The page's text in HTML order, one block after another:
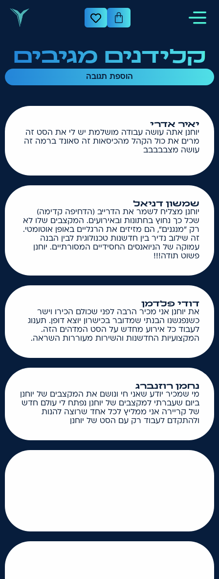
קלידנים מגיבים
הוספת תגובה
יאיר אדרי
יוחנן אתה עושה עבודה מושלמת יש לי את הסט זה
מרים את כול הקהל מהכיסאות זה סאונד ברמה זה
עושה מצבבבבב
שמשון דניאל
יוחנן מצליח לשמר את הדרייב (הדחיפה קדימה)
שכל כך נחוץ בחתונות ובאירועים. המקצבים שלו לא
רק "מנגנים", הם מזיזים את הרגליים באופן אוטומטי.
זה שילוב נדיר בין חדשנות טכנולוגית לבין הבנה
עמוקה של הניואנסים החסידיים המסורתיים. יוחנן
פשוט תודה!!!
דודי פלדמן
את יוחנן אני מכיר הרבה לפני שכולם הכירו וישר
כשנפגשנו הבנתי שמדובר בכישרון יוצא דופן. תענוג
לעבוד כל אירוע מחדש על הסט המדהים הזה.
המקצועיות החדשנות והשירות מעוררות השראה.
נחמן רוזנברג
מי שמכיר יודע שאני חי ונושם את המקצבים של יוחנן
ביום שעברתי למקצבים של יוחנן נפתח לי עולם חדש
של קריירה אני ממליץ לכל אחד שרוצה להנות
ולהתקדם לעבוד רק עם הסט של יוחנן